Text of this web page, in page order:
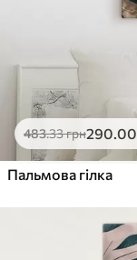
483.33грн290.00
Пальмова гілка